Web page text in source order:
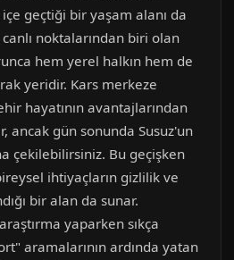
içe geçtiği bir yaşam alanı da
noktalarından biri olan
hem yerel halkın hem de
yeridir. Kars merkeze
hayatının avantajlarından
ancak gün sonunda Susuz'un
çekilebilirsiniz. Bu geçişken
ihtiyaçların gizlilik ve
bir alan da sunar.
yaparken sıkça
aramalarının ardında yatan